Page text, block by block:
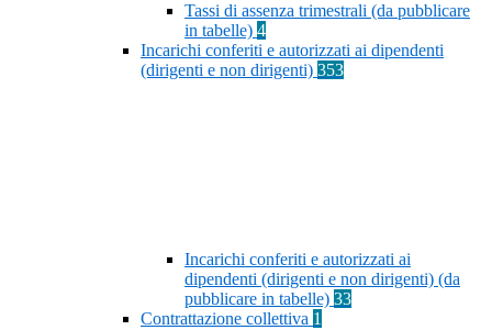
Tassi di assenza trimestrali (da pubblicare
in tabelle) 4
Incarichi conferiti e autorizzati ai dipendenti
(dirigenti e non dirigenti) 353
Incarichi conferiti e autorizzati ai
dipendenti (dirigenti e non dirigenti) (da
pubblicare in tabelle) 33
Contrattazione collettiva 1